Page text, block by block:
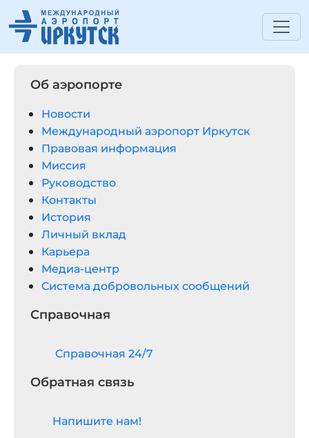
Об аэропорте
Новости
Международный аэропорт Иркутск
Правовая информация
Миссия
Руководство
Контакты
История
Личный вклад
Карьера
Медиа-центр
Система добровольных сообщений
Справочная
Cправочная 24/7
Обратная связь
Напишите нам!